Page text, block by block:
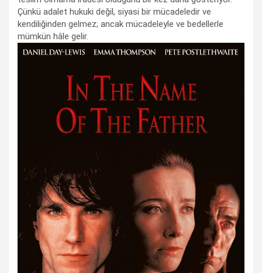
Çünkü adalet hukuki değil, siyasi bir mücadeledir ve
kendiliğinden gelmez; ancak mücadeleyle ve bedellerle
mümkün hâle gelir.